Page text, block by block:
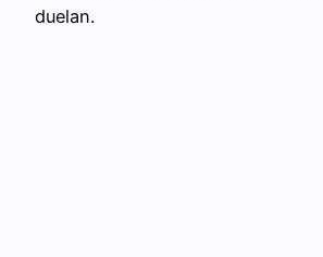
duelan.